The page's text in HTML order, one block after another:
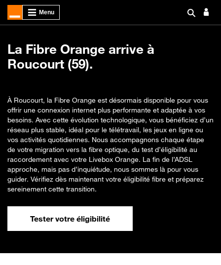
La Fibre Orange arrive à
Roucourt (59).
À Roucourt, la Fibre Orange est désormais disponible pour vous
offrir une connexion internet plus performante et adaptée à vos
besoins. Avec cette évolution technologique, vous bénéficiez d’un
réseau plus stable, idéal pour le télétravail, les jeux en ligne ou
vos activités quotidiennes. Nous accompagnons chaque étape
de votre migration vers la fibre optique, du test d’éligibilité au
raccordement avec votre Livebox Orange. La fin de l’ADSL
approche, mais pas d’inquiétude, nous sommes là pour vous
guider. Vérifiez dès maintenant votre éligibilité fibre et préparez
sereinement cette transition.
Tester votre éligibilité